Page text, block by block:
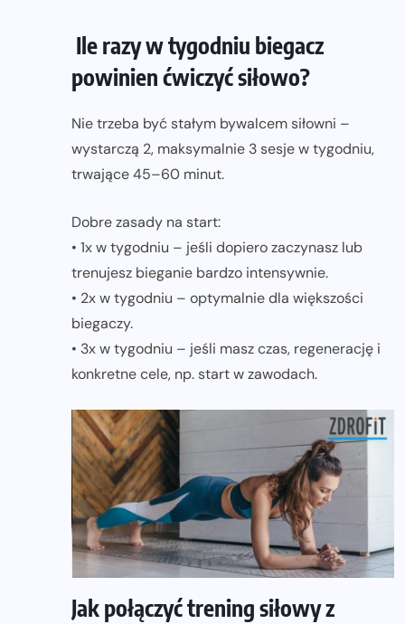
Ile razy w tygodniu biegacz
powinien ćwiczyć siłowo?
Nie trzeba być stałym bywalcem siłowni –
wystarczą 2, maksymalnie 3 sesje w tygodniu,
trwające 45–60 minut.
Dobre zasady na start:
• 1x w tygodniu – jeśli dopiero zaczynasz lub
trenujesz bieganie bardzo intensywnie.
• 2x w tygodniu – optymalnie dla większości
biegaczy.
• 3x w tygodniu – jeśli masz czas, regenerację i
konkretne cele, np. start w zawodach.
Jak połączyć trening siłowy z